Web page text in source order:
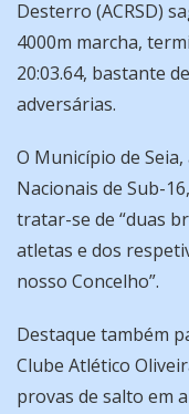
Desterro (ACRSD)
4000m marcha,
20:03.64, bastante
adversárias.
O Município de
Nacionais de Sub-
tratar-se de “duas
atletas e dos
nosso Concelho”.
Destaque também
Clube Atlético
provas de salto em